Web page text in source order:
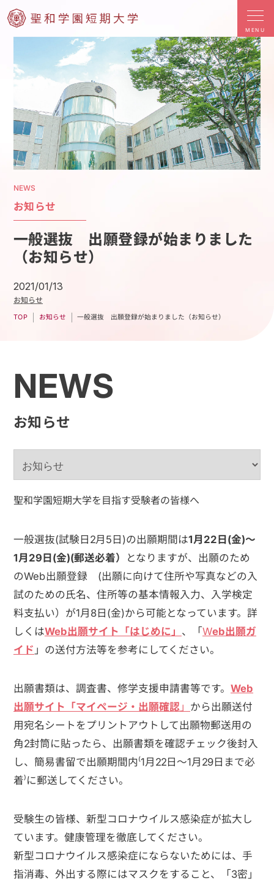
MENU
NEWS
お知らせ
一般選抜 出願登録が始まりました
（お知らせ）
2021/01/13
お知らせ
TOP お知らせ 一般選抜 出願登録が始まりました（お知らせ）
NEWS
お知らせ
聖和学園短期大学を目指す受験者の皆様へ
一般選抜(試験日2月5日)の出願期間は1月22日(金)～
1月29日(金)(郵送必着） となりますが、出願のため
のWeb出願登録 (出願に向けて住所や写真などの入
試のための氏名、住所等の基本情報入力、入学検定
料支払い）が1月8日(金)から可能となっています。詳
しくはWeb出願サイト「はじめに」 、「Web出願ガ
イド 」の送付方法等を参考にしてください。
出願書類は、調査書、修学支援申請書等です。Web
出願サイト「マイページ・出願確認 」 から出願送付
用宛名シートをプリントアウトして出願物郵送用の
角2封筒に貼ったら、出願書類を確認チェック後封入
し、簡易書留で出願期間内⁽1月22日～1月29日まで必
着⁾に郵送してください。
受験生の皆様、新型コロナウイルス感染症が拡大し
ています。健康管理を徹底してください。
新型コロナウイルス感染症にならないためには、手
指消毒、外出する際にはマスクをすること、「3密」